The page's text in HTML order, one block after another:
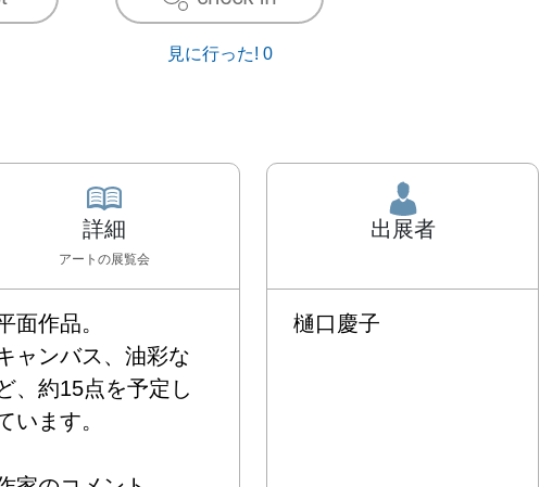
見に行った! 0
詳細
アート の展覧会
面作品。
ャンバス、油彩な
、約15点を予定し
います。
出展者
樋口慶子